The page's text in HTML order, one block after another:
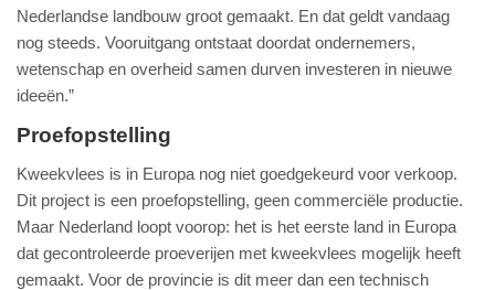
Nederlandse landbouw groot gemaakt. En dat geldt vandaag
nog steeds. Vooruitgang ontstaat doordat ondernemers,
wetenschap en overheid samen durven investeren in nieuwe
ideeën.”
Proefopstelling
Kweekvlees is in Europa nog niet goedgekeurd voor verkoop.
Dit project is een proefopstelling, geen commerciële productie.
Maar Nederland loopt voorop: het is het eerste land in Europa
dat gecontroleerde proeverijen met kweekvlees mogelijk heeft
gemaakt. Voor de provincie is dit meer dan een technisch